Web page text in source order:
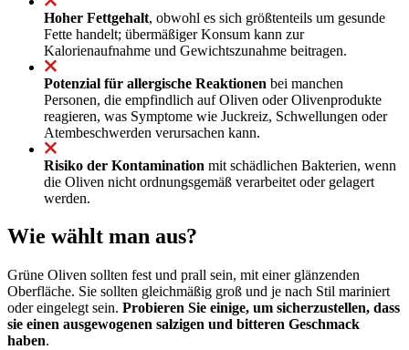
Hoher Fettgehalt, obwohl es sich größtenteils um gesunde
Fette handelt; übermäßiger Konsum kann zur
Kalorienaufnahme und Gewichtszunahme beitragen.
Potenzial für allergische Reaktionen bei manchen
Personen, die empfindlich auf Oliven oder Olivenprodukte
reagieren, was Symptome wie Juckreiz, Schwellungen oder
Atembeschwerden verursachen kann.
Risiko der Kontamination mit schädlichen Bakterien, wenn
die Oliven nicht ordnungsgemäß verarbeitet oder gelagert
werden.
Wie wählt man aus?
Grüne Oliven sollten fest und prall sein, mit einer glänzenden
Oberfläche. Sie sollten gleichmäßig groß und je nach Stil mariniert
oder eingelegt sein. Probieren Sie einige, um sicherzustellen, dass
sie einen ausgewogenen salzigen und bitteren Geschmack
haben.